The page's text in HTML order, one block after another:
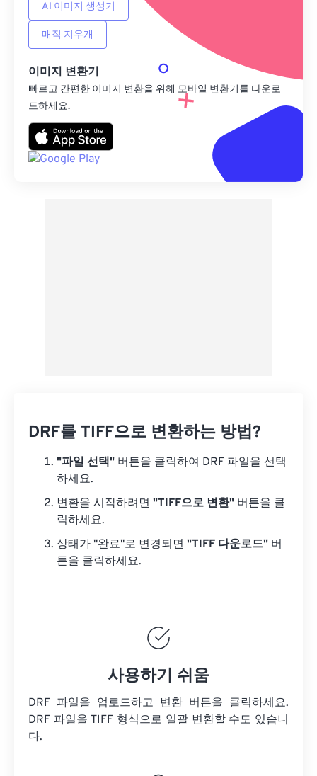
AI 이미지 생성기
매직 지우개
이미지 변환기
빠르고 간편한 이미지 변환을 위해 모바일 변환기를 다운로
드하세요.
DRF를 TIFF으로 변환하는 방법?
"파일 선택" 버튼을 클릭하여 DRF 파일을 선택
하세요.
변환을 시작하려면 "TIFF으로 변환" 버튼을 클
릭하세요.
상태가 "완료"로 변경되면 "TIFF 다운로드" 버
튼을 클릭하세요.
사용하기 쉬움
DRF 파일을 업로드하고 변환 버튼을 클릭하세요.
DRF 파일을 TIFF 형식으로 일괄 변환할 수도 있습니
다.